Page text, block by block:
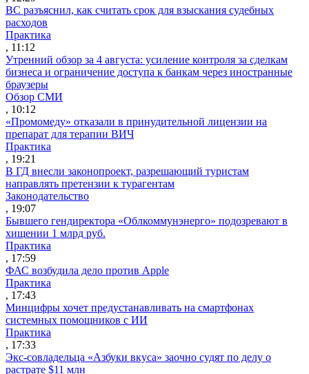
ВС разъяснил, как считать срок для взыскания судебных
расходов
Практика
, 11:12
Утренний обзор за 4 августа: усиление контроля за сделкам
бизнеса и ограничение доступа к банкам через иностранные
браузеры
Обзор СМИ
, 10:12
«Промомеду» отказали в принудительной лицензии на
препарат для терапии ВИЧ
Практика
, 19:21
В ГД внесли законопроект, разрешающий туристам
направлять претензии к турагентам
Законодательство
, 19:07
Бывшего гендиректора «Облкоммунэнерго» подозревают в
хищении 1 млрд руб.
Практика
, 17:59
ФАС возбудила дело против Apple
Практика
, 17:43
Минцифры хочет предустанавливать на смартфонах
системных помощников с ИИ
Практика
, 17:33
Экс-совладельца «Азбуки вкуса» заочно судят по делу о
растрате $11 млн